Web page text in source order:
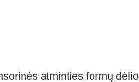
atminties formų